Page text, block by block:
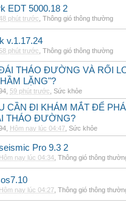
EDT 5000.18 2
phút trước Thông gió thông thường
v.1.17.24
58 phút trước Thông gió thông thường
THÁO ĐƯỜNG VÀ RỐI
LẶNG"?
59 phút trước Sức khỏe
CẦN ĐI KHÁM MẮT ĐỂ
THÁO ĐƯỜNG?
Hôm nay lúc 04:47 Sức khỏe
Pro 9.3 2
Hôm nay lúc 04:34 Thông gió thông
Hôm nay lúc 04:27 Thông gió thông